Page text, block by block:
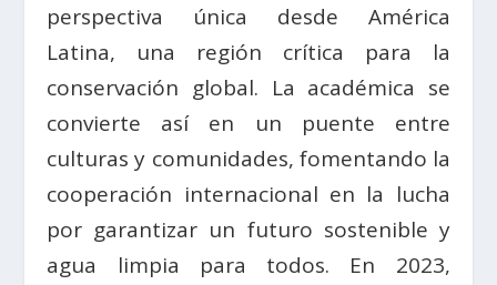
perspectiva única desde América
Latina, una región crítica para la
conservación global. La académica se
convierte así en un puente entre
culturas y comunidades, fomentando la
cooperación internacional en la lucha
por garantizar un futuro sostenible y
agua limpia para todos. En 2023,